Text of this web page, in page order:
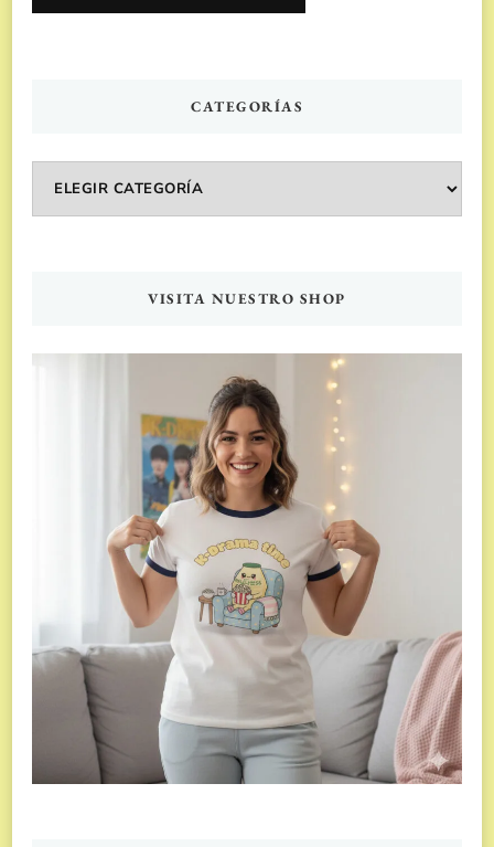
CATEGORÍAS
Categorías
VISITA NUESTRO SHOP